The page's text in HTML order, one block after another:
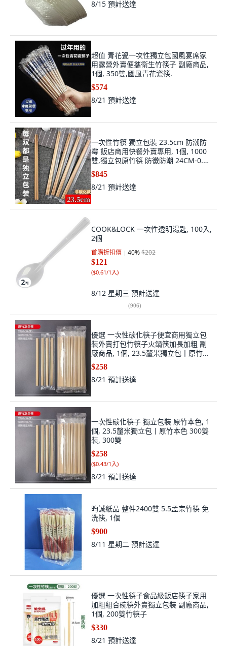
8/15 預計送達
超值 青花瓷一次性獨立包國風宴席家
用露營外賣便攜衛生竹筷子 副廠商品,
1個, 350雙,國風青花瓷筷.
$574
8/21 預計送達
一次性竹筷 獨立包裝 23.5cm 防潮防
霉 飯店商用快餐外賣專用, 1個, 1000
雙,獨立包原竹筷 防黴防潮 24CM-0.5,
N/A
$845
8/21 預計送達
COOK&LOCK 一次性透明湯匙, 100入,
2個
首購折扣價 40%$202
$121
($0.61/1入)
8/12 星期三 預計送達
(906)
優選 一次性碳化筷子便宜商用獨立包
裝外賣打包竹筷子火鍋筷加長加粗 副
廠商品, 1個, 23.5釐米獨立包丨原竹本
色 300雙裝
$258
8/21 預計送達
一次性碳化筷子 獨立包裝 原竹本色, 1
個, 23.5釐米獨立包丨原竹本色 300雙
裝, 300雙
$258
($0.43/1入)
8/21 預計送達
昀誠紙品 整件2400雙 5.5孟宗竹筷 免
洗筷, 1個
$900
8/11 星期二 預計送達
優選 一次性筷子食品級飯店筷子家用
加粗組合碗筷外賣獨立包裝 副廠商品,
1個, 200雙竹筷子
$330
8/21 預計送達